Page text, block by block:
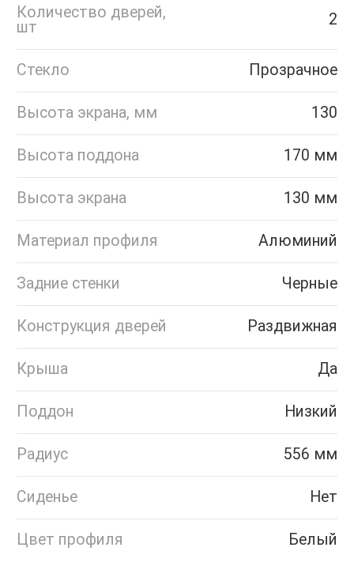
Количество дверей,
шт
2
Стекло Прозрачное
Высота экрана, мм 130
Высота поддона 170 мм
Высота экрана 130 мм
Материал профиля Алюминий
Задние стенки Черные
Конструкция дверей Раздвижная
Крыша Да
Поддон Низкий
Радиус 556 мм
Сиденье Нет
Цвет профиля Белый